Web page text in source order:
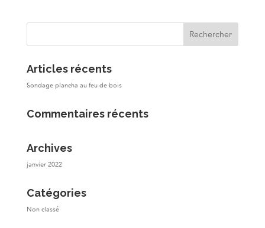
Articles récents
Sondage plancha au feu de bois
Commentaires récents
Archives
janvier 2022
Catégories
Non classé